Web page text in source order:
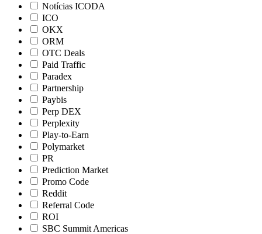
Notícias ICODA
ICO
OKX
ORM
OTC Deals
Paid Traffic
Paradex
Partnership
Paybis
Perp DEX
Perplexity
Play-to-Earn
Polymarket
PR
Prediction Market
Promo Code
Reddit
Referral Code
ROI
SBC Summit Americas